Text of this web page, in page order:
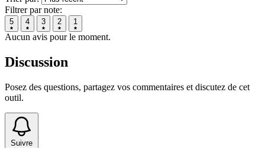
Filtrer par note:
5 4 3 2 1
Aucun avis pour le moment.
Discussion
Posez des questions, partagez vos commentaires et discutez de cet
outil.
Suivre